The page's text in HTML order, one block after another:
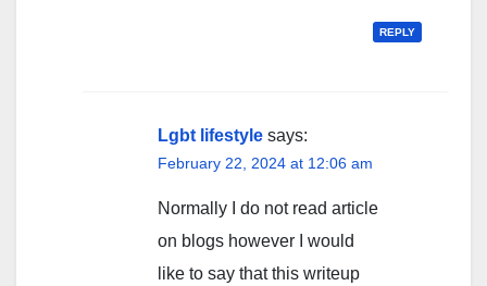
REPLY
Lgbt lifestyle says:
February 22, 2024 at 12:06 am
Normally I do not read article
on blogs however I would
like to say that this writeup